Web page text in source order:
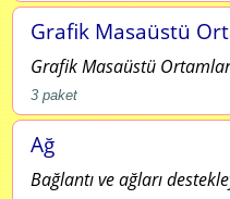
Grafik Masaüstü
Grafik Masaüstü
3 paket
Ağ
Bağlantı ve ağları